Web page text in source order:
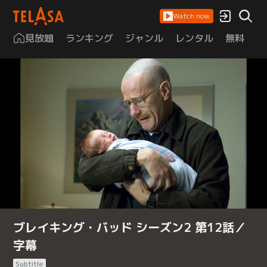
Watch now
見放題 ランキング ジャンル レンタル 無料
ブレイキング・バッド シーズン2 第12話／
字幕
Subtitle